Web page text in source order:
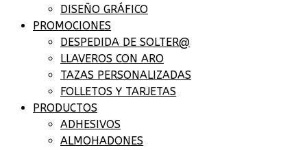
DISEÑO GRÁFICO
PROMOCIONES
DESPEDIDA DE SOLTER@
LLAVEROS CON ARO
TAZAS PERSONALIZADAS
FOLLETOS Y TARJETAS
PRODUCTOS
ADHESIVOS
ALMOHADONES